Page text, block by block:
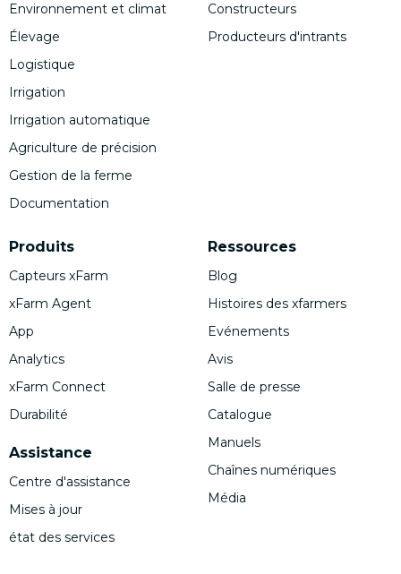
Environnement et climat
Élevage
Logistique
Irrigation
Irrigation automatique
Agriculture de précision
Gestion de la ferme
Documentation
Produits
Capteurs xFarm
xFarm Agent
App
Analytics
xFarm Connect
Durabilité
Assistance
Centre d'assistance
Mises à jour
état des services
Constructeurs
Producteurs d'intrants
Ressources
Blog
Histoires des xfarmers
Evénements
Avis
Salle de presse
Catalogue
Manuels
Chaînes numériques
Média